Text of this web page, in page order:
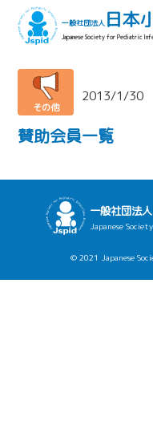
一般社団法人 日本
Japanese Society for Pediatric
その他
2013/1/30
賛助会員一覧
一般社団法人
Japanese
© 2021 Japanese